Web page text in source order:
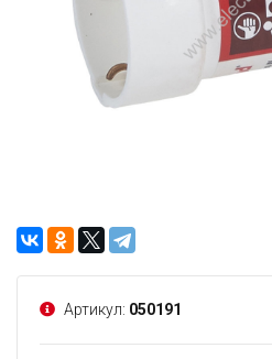
Артикул: 050191